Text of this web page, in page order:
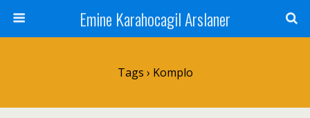
Emine Karahocagil Arslaner
Tags › Komplo